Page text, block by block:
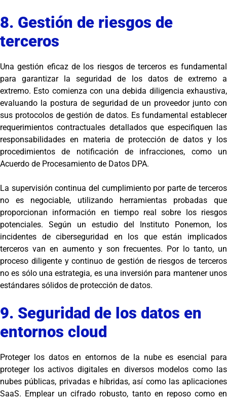
8. Gestión de riesgos de
terceros
Una gestión eficaz de los riesgos de terceros es fundamental
para garantizar la seguridad de los datos de extremo a
extremo. Esto comienza con una debida diligencia exhaustiva,
evaluando la postura de seguridad de un proveedor junto con
sus protocolos de gestión de datos. Es fundamental establecer
requerimientos contractuales detallados que especifiquen las
responsabilidades en materia de protección de datos y los
procedimientos de notificación de infracciones, como un
Acuerdo de Procesamiento de Datos DPA.
La supervisión continua del cumplimiento por parte de terceros
no es negociable, utilizando herramientas probadas que
proporcionan información en tiempo real sobre los riesgos
potenciales. Según un estudio del Instituto Ponemon, los
incidentes de ciberseguridad en los que están implicados
terceros van en aumento y son frecuentes. Por lo tanto, un
proceso diligente y continuo de gestión de riesgos de terceros
no es sólo una estrategia, es una inversión para mantener unos
estándares sólidos de protección de datos.
9. Seguridad de los datos en
entornos cloud
Proteger los datos en entornos de la nube es esencial para
proteger los activos digitales en diversos modelos como las
nubes públicas, privadas e híbridas, así como las aplicaciones
SaaS. Emplear un cifrado robusto, tanto en reposo como en